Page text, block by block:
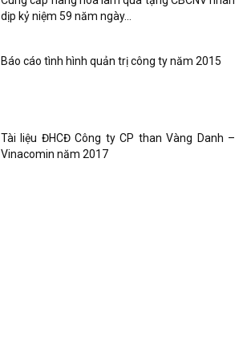
dịp kỷ niệm 59 năm ngày...
Báo cáo tình hình quản trị công ty năm 2015
Tài liệu ĐHCĐ Công ty CP than Vàng Danh –
Vinacomin năm 2017